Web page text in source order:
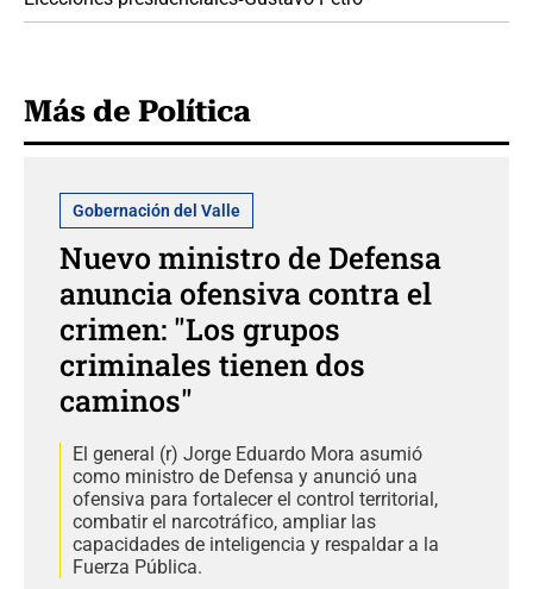
Más de Política
Gobernación del Valle
Nuevo ministro de Defensa
anuncia ofensiva contra el
crimen: "Los grupos
criminales tienen dos
caminos"
El general (r) Jorge Eduardo Mora asumió
como ministro de Defensa y anunció una
ofensiva para fortalecer el control territorial,
combatir el narcotráfico, ampliar las
capacidades de inteligencia y respaldar a la
Fuerza Pública.